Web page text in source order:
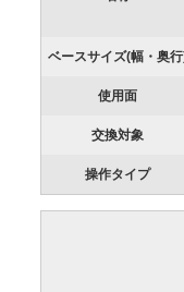
ベースサイズ(幅・奥
使用面
交換対象
操作タイプ